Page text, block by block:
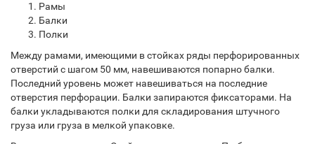
Рамы
Балки
Полки
Между рамами, имеющими в стойках ряды перфорированных
отверстий с шагом 50 мм, навешиваются попарно балки.
Последний уровень может навешиваться на последние
отверстия перфорации. Балки запираются фиксаторами. На
балки укладываются полки для складирования штучного
груза или груза в мелкой упаковке.